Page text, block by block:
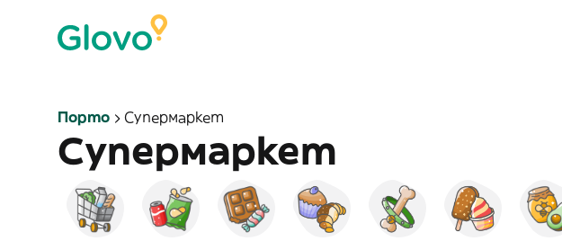
Порто Супермаркет
Супермаркет